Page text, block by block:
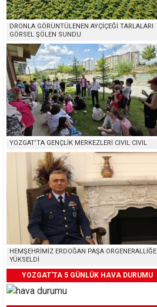
DRONLA GÖRÜNTÜLENEN AYÇİÇEĞİ TARLALARI
GÖRSEL ŞÖLEN SUNDU
YOZGAT’TA GENÇLİK MERKEZLERİ CIVIL CIVIL
HEMŞEHRİMİZ ERDOĞAN PAŞA ORGENERALLİĞE
YÜKSELDİ
YOZGAT'TA 5 GÜNLÜK HAVA DURUMU